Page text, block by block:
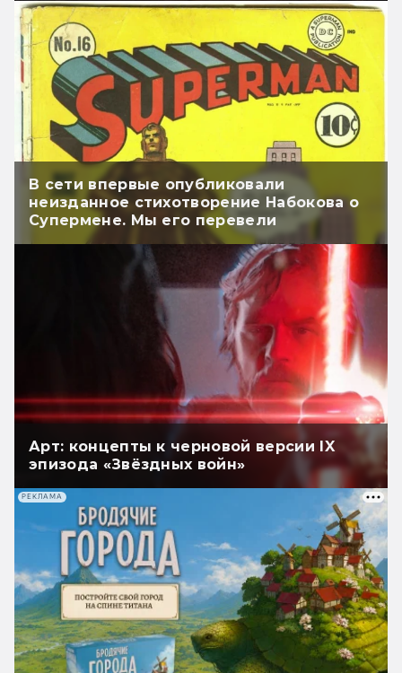
В сети впервые опубликовали
неизданное стихотворение Набокова о
Супермене. Мы его перевели
Арт: концепты к черновой версии IX
эпизода «Звёздных войн»
РЕКЛАМА